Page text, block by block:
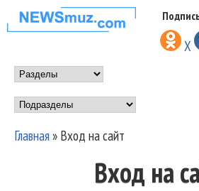
Перейти к
содержанию
НОВОСТИ
МУЗЫКИ И
ШОУ БИЗНЕСА
NEWSMUZ.COM
X
Main menu
Подразделы
Вы здесь
Главная» Вход на сайт
Вход на